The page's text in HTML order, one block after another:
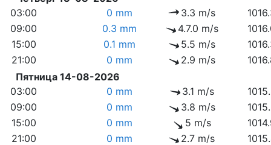
03:00
0 mm 3.3 m/s
09:00
0.3 mm 4.7.0 m/s
15:00
0.1 mm 5.5 m/s
21:00
0 mm 2.9 m/s
Пятница 14-08-2026
03:00
0 mm 3.1 m/s
09:00
0 mm 3.8 m/s
15:00
0 mm 5 m/s
21:00
0 mm 2.7 m/s